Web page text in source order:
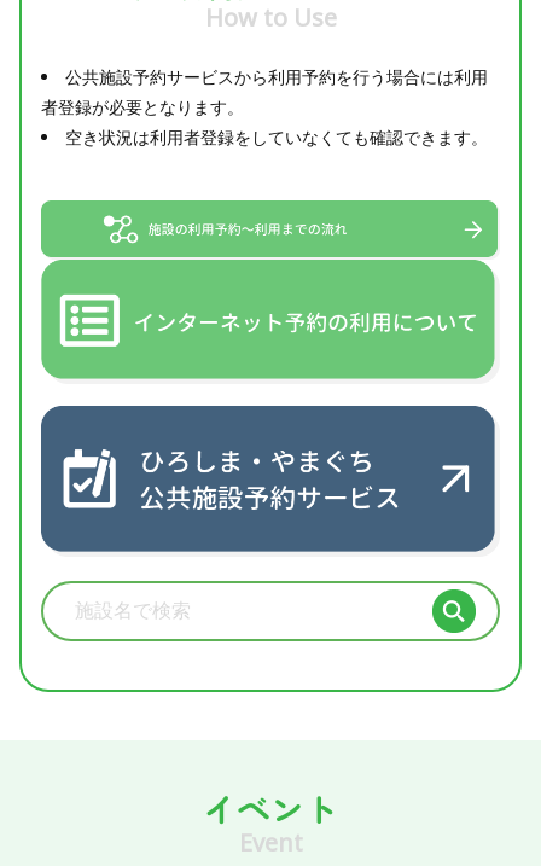
How to Use
公共施設予約サービスから利用予約を行う場合には利用
者登録が必要となります。
空き状況は利用者登録をしていなくても確認できます。
施設検索
イベント
Event